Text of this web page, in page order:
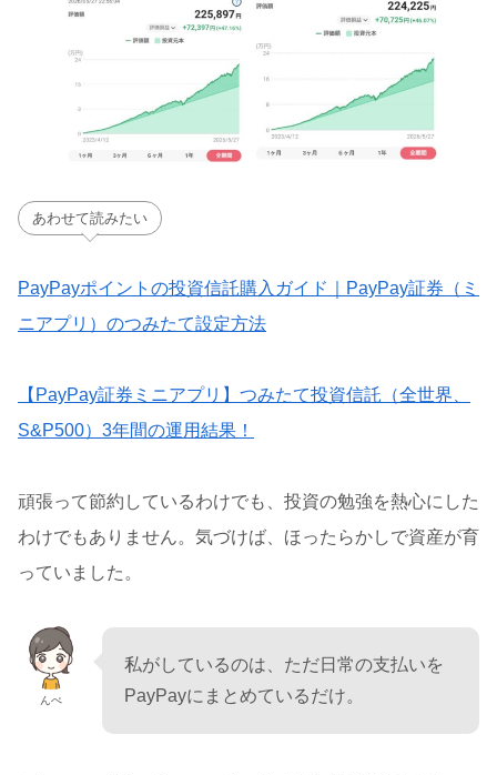
あわせて読みたい
PayPayポイントの投資信託購入ガイド｜PayPay証券（ミ
ニアプリ）のつみたて設定方法
【PayPay証券ミニアプリ】つみたて投資信託（全世界、
S&P500）3年間の運用結果！
頑張って節約しているわけでも、投資の勉強を熱心にした
わけでもありません。気づけば、ほったらかしで資産が育
っていました。
んぺ
私がしているのは、ただ日常の支払いを
PayPayにまとめているだけ。